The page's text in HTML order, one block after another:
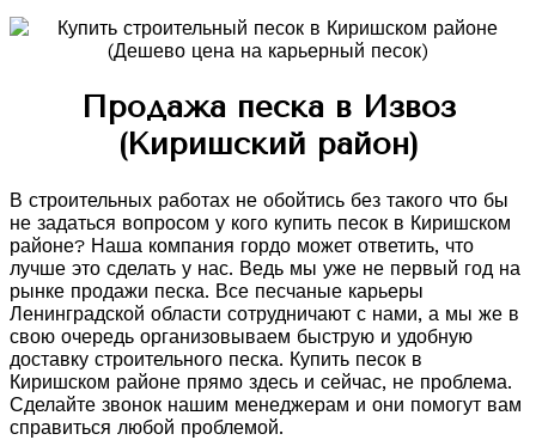
Продажа песка в Извоз
(Киришский район)
В строительных работах не обойтись без такого что бы
не задаться вопросом у кого купить песок в Киришском
районе? Наша компания гордо может ответить, что
лучше это сделать у нас. Ведь мы уже не первый год на
рынке продажи песка. Все песчаные карьеры
Ленинградской области сотрудничают с нами, а мы же в
свою очередь организовываем быструю и удобную
доставку строительного песка. Купить песок в
Киришском районе прямо здесь и сейчас, не проблема.
Сделайте звонок нашим менеджерам и они помогут вам
справиться любой проблемой.